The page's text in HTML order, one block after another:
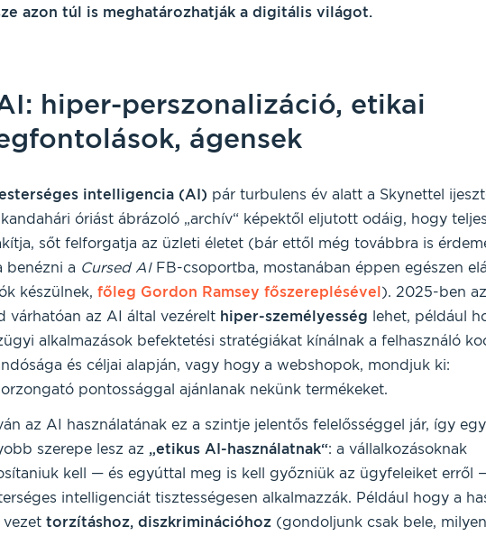
azon túl is meghatározhatják a digitális világot.
hiper-perszonalizáció, etikai
ágensek
intelligencia (AI) pár turbulens év alatt a Skynettel
óriást ábrázoló „archív“ képektől eljutott odáig, hogy
sőt felforgatja az üzleti életet (bár ettől még továbbra is
benézni a Cursed AIFB-csoportba, mostanában éppen egészen
készülnek, főleg Gordon Ramsey főszereplésével). 2025-ben
várhatóan az AI által vezérelt hiper-személyesség lehet, például
alkalmazások befektetési stratégiákat kínálnak a felhasználó
és céljai alapján, vagy hogy a webshopok, mondjuk ki:
pontossággal ajánlanak nekünk termékeket.
az AI használatának ez a szintje jelentős felelősséggel jár, így
szerepe lesz az „etikus AI-használatnak“: a vállalkozásoknak
kell — és egyúttal meg is kell győzniük az ügyfeleiket erről
intelligenciát tisztességesen alkalmazzák. Például hogy a
vezet torzításhoz, diszkriminációhoz(gondoljunk csak bele,